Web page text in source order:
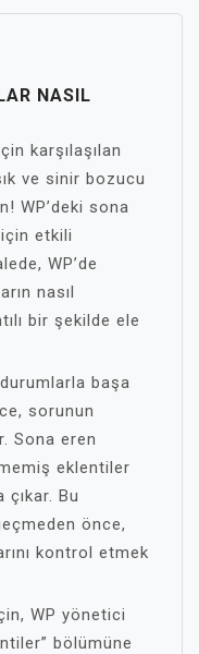
NASIL
karşılaşılan
ve sinir bozucu
WP’deki sona
etkili
WP’de
nasıl
bir şekilde ele
başa
sorunun
Sona eren
eklentiler
Bu
önce,
kontrol etmek
WP yönetici
bölümüne